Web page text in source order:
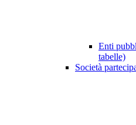
Enti
tabelle)
Società